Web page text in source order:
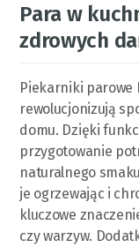
Para w
zdrowych
Piekarniki parowe
rewolucjonizują
domu. Dzięki
przygotowanie
naturalnego
je ogrzewając i
kluczowe
czy warzyw.